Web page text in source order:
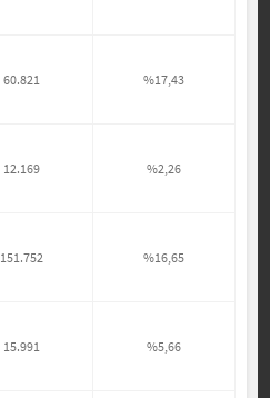
60.821 %17,43
12.169 %2,26
151.752 %16,65
15.991 %5,66